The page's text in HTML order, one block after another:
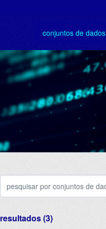
conjuntos de dados
resultados (3)